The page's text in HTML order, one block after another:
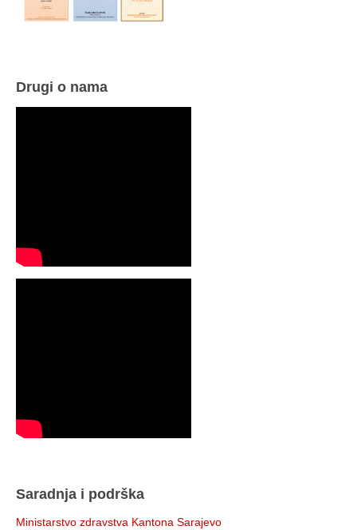
Drugi o nama
Saradnja i podrška
Ministarstvo zdravstva Kantona Sarajevo